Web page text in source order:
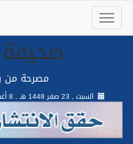
صحيفة
مصرحة من
السبت , 23 صفر 1448 هـ , 8 أغسطس 2026 م |